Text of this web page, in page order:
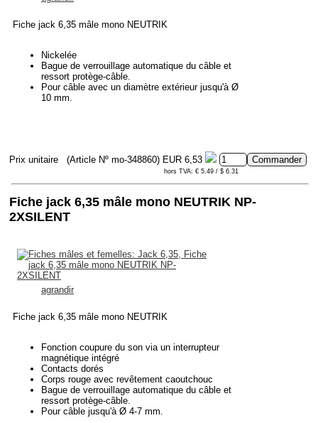
Fiche jack 6,35 mâle mono NEUTRIK
Nickelée
Bague de verrouillage automatique du câble et
ressort protège-câble.
Pour câble avec un diamètre extérieur jusqu'à Ø
10 mm.
Prix unitaire (Article Nº mo-348860) EUR 6,53
hors TVA: € 5.49 / $ 6.31
Fiche jack 6,35 mâle mono NEUTRIK NP-
2XSILENT
agrandir
Fiche jack 6,35 mâle mono NEUTRIK
Fonction coupure du son via un interrupteur
magnétique intégré
Contacts dorés
Corps rouge avec revêtement caoutchouc
Bague de verrouillage automatique du câble et
ressort protège-câble.
Pour câble jusqu'à Ø 4-7 mm.